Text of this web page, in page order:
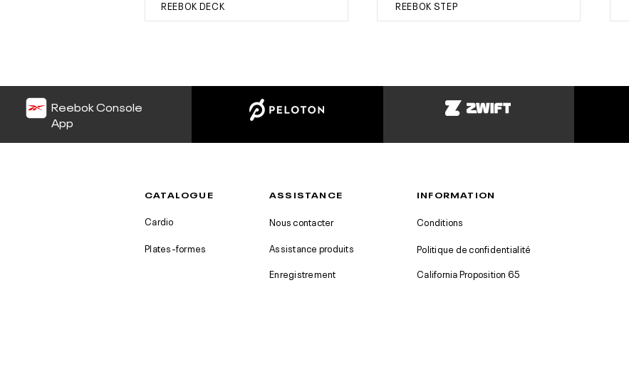
REEBOK DECK REEBOK STEP
Reebok Console
App
CATALOGUE
Cardio
Plates-formes
ASSISTANCE
Nous contacter
Assistance produits
Enregistrement
INFORMATION
Conditions
Politique de confidentialité
California Proposition 65